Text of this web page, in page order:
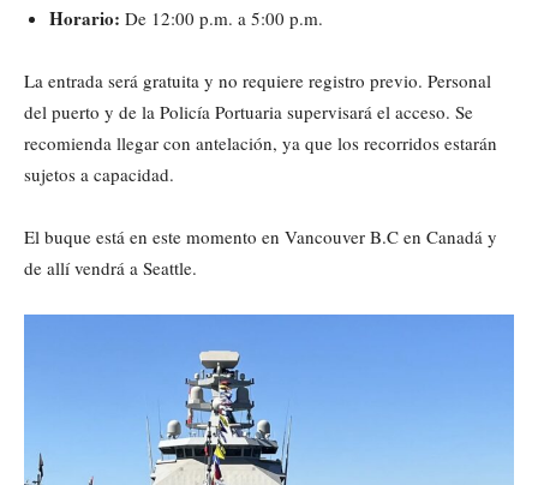
Horario: De 12:00 p.m. a 5:00 p.m.
La entrada será gratuita y no requiere registro previo. Personal
del puerto y de la Policía Portuaria supervisará el acceso. Se
recomienda llegar con antelación, ya que los recorridos estarán
sujetos a capacidad.
El buque está en este momento en Vancouver B.C en Canadá y
de allí vendrá a Seattle.